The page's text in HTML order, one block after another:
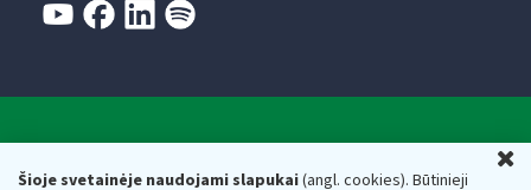
Šioje svetainėje naudojami slapukai(angl. cookies). Būtinieji
Respublikos finansų ministerijos